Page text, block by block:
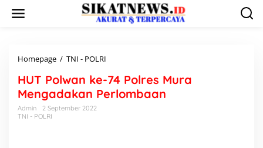
Homepage / TNI - POLRI
T
P
o
HUT Polwan ke-74 Polres Mura
Mengadakan Perlombaan
Admin
2 September 2022
TNI - POLRI